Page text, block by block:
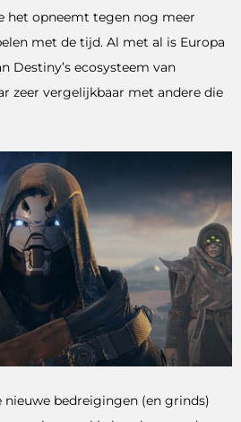
het opneemt tegen nog meer
met de tijd. Al met al is Europa
Destiny’s ecosysteem van
zeer vergelijkbaar met andere die
bedreigingen (en grinds)